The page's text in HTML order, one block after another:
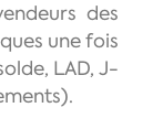
des
une fois
LAD, J-